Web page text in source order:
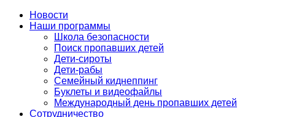
Новости
Наши программы
Школа безопасности
Поиск пропавших детей
Дети-сироты
Дети-рабы
Семейный киднеппинг
Буклеты и видеофайлы
Международный день пропавших детей
Сотрудничество